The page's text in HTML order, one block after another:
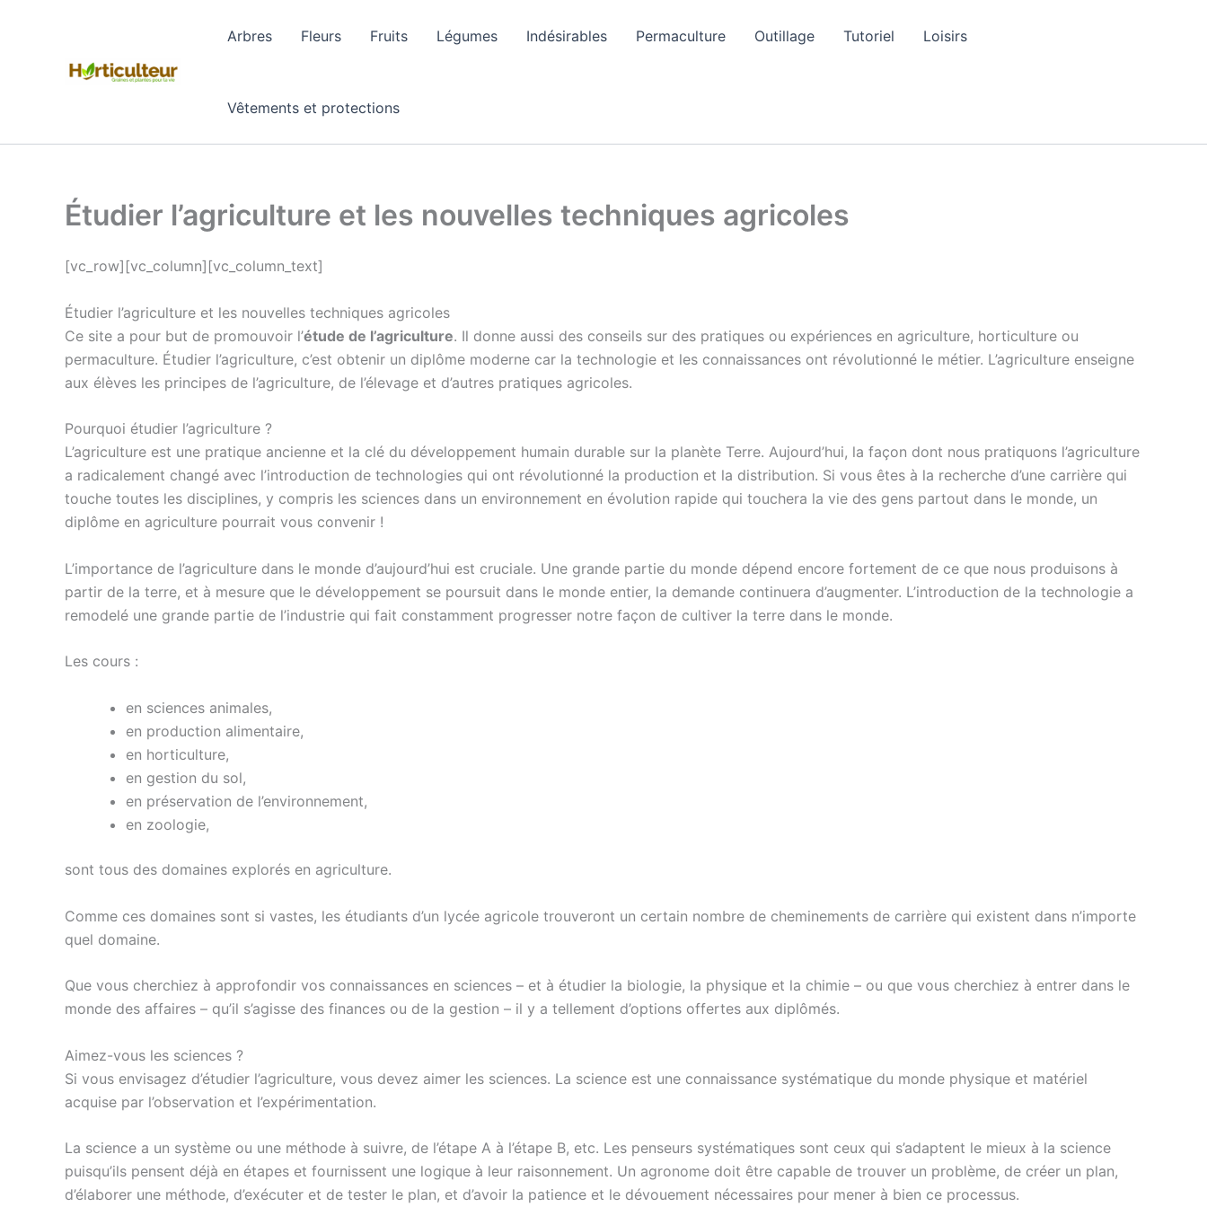
Arbres Fleurs Fruits Légumes Indésirables Permaculture Outillage Tutoriel Loisirs
Vêtements et protections
Étudier l’agriculture et les nouvelles techniques agricoles
[vc_row][vc_column][vc_column_text]
Étudier l’agriculture et les nouvelles techniques agricoles
Ce site a pour but de promouvoir l’étude de l’agriculture. Il donne aussi des conseils sur des pratiques ou expériences en agriculture, horticulture ou
permaculture. Étudier l’agriculture, c’est obtenir un diplôme moderne car la technologie et les connaissances ont révolutionné le métier. L’agriculture enseigne
aux élèves les principes de l’agriculture, de l’élevage et d’autres pratiques agricoles.
Pourquoi étudier l’agriculture ?
L’agriculture est une pratique ancienne et la clé du développement humain durable sur la planète Terre. Aujourd’hui, la façon dont nous pratiquons l’agriculture
a radicalement changé avec l’introduction de technologies qui ont révolutionné la production et la distribution. Si vous êtes à la recherche d’une carrière qui
touche toutes les disciplines, y compris les sciences dans un environnement en évolution rapide qui touchera la vie des gens partout dans le monde, un
diplôme en agriculture pourrait vous convenir !
L’importance de l’agriculture dans le monde d’aujourd’hui est cruciale. Une grande partie du monde dépend encore fortement de ce que nous produisons à
partir de la terre, et à mesure que le développement se poursuit dans le monde entier, la demande continuera d’augmenter. L’introduction de la technologie a
remodelé une grande partie de l’industrie qui fait constamment progresser notre façon de cultiver la terre dans le monde.
Les cours :
en sciences animales,
en production alimentaire,
en horticulture,
en gestion du sol,
en préservation de l’environnement,
en zoologie,
sont tous des domaines explorés en agriculture.
Comme ces domaines sont si vastes, les étudiants d’un lycée agricole trouveront un certain nombre de cheminements de carrière qui existent dans n’importe
quel domaine.
Que vous cherchiez à approfondir vos connaissances en sciences – et à étudier la biologie, la physique et la chimie – ou que vous cherchiez à entrer dans le
monde des affaires – qu’il s’agisse des finances ou de la gestion – il y a tellement d’options offertes aux diplômés.
Aimez-vous les sciences ?
Si vous envisagez d’étudier l’agriculture, vous devez aimer les sciences. La science est une connaissance systématique du monde physique et matériel
acquise par l’observation et l’expérimentation.
La science a un système ou une méthode à suivre, de l’étape A à l’étape B, etc. Les penseurs systématiques sont ceux qui s’adaptent le mieux à la science
puisqu’ils pensent déjà en étapes et fournissent une logique à leur raisonnement. Un agronome doit être capable de trouver un problème, de créer un plan,
d’élaborer une méthode, d’exécuter et de tester le plan, et d’avoir la patience et le dévouement nécessaires pour mener à bien ce processus.